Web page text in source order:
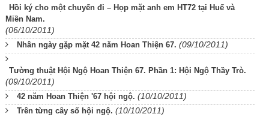
Hồi ký cho một chuyến đi – Họp mặt anh em HT72 tại Huế và
Miền Nam.
(06/10/2011)
Nhân ngày gặp mặt 42 năm Hoan Thiện 67. (09/10/2011)
Tường thuật Hội Ngộ Hoan Thiện 67. Phần 1: Hội Ngộ Thầy Trò.
(09/10/2011)
42 năm Hoan Thiện '67 hội ngộ. (10/10/2011)
Trên từng cây số hội ngộ. (10/10/2011)